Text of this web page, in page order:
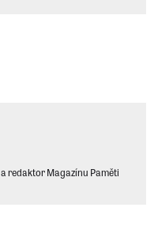
redaktor Magazínu Paměti